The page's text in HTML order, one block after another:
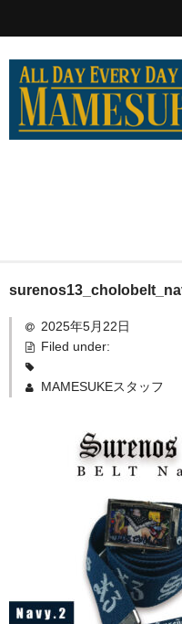
ホーム
MEXICO買い付け
新商品
全商品（ウェア）
Tシャツ
ロングTシャツ
ゲームシャツ
コーチジャケット
2025年5月22日
Filed under:
MAMESUKEスタッフ